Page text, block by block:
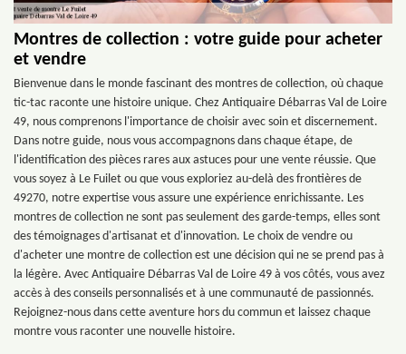
Montres de collection : votre guide pour acheter
et vendre
Bienvenue dans le monde fascinant des montres de collection, où chaque
tic-tac raconte une histoire unique. Chez Antiquaire Débarras Val de Loire
49, nous comprenons l'importance de choisir avec soin et discernement.
Dans notre guide, nous vous accompagnons dans chaque étape, de
l'identification des pièces rares aux astuces pour une vente réussie. Que
vous soyez à Le Fuilet ou que vous exploriez au-delà des frontières de
49270, notre expertise vous assure une expérience enrichissante. Les
montres de collection ne sont pas seulement des garde-temps, elles sont
des témoignages d'artisanat et d'innovation. Le choix de vendre ou
d'acheter une montre de collection est une décision qui ne se prend pas à
la légère. Avec Antiquaire Débarras Val de Loire 49 à vos côtés, vous avez
accès à des conseils personnalisés et à une communauté de passionnés.
Rejoignez-nous dans cette aventure hors du commun et laissez chaque
montre vous raconter une nouvelle histoire.